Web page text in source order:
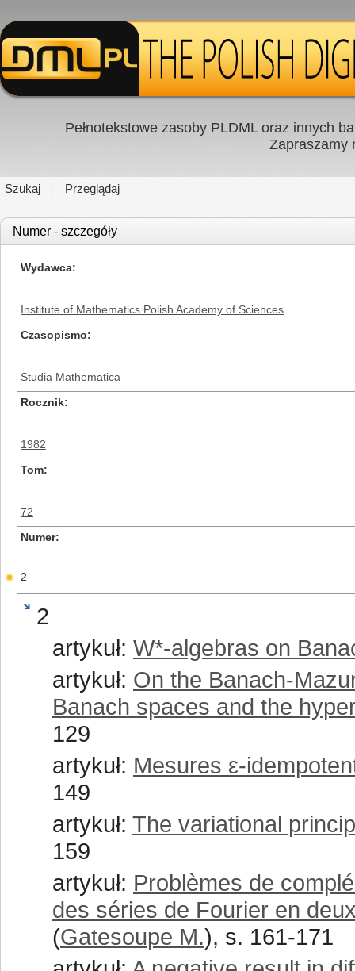
Pełnotekstowe zasoby PLDML oraz innych
Zapraszamy
Szukaj Przeglądaj
Numer - szczegóły
Wydawca
Institute of Mathematics Polish Academy of Sciences
Czasopismo
Studia Mathematica
Rocznik
1982
Tom
72
Numer
2
2
artykuł: W*-algebras on
artykuł: On the Banach-
Banach spaces and the
129
artykuł: Mesures ε-
149
artykuł: The variational
159
artykuł: Problèmes de
des séries de Fourier en
(Gatesoupe M.), s. 161-171